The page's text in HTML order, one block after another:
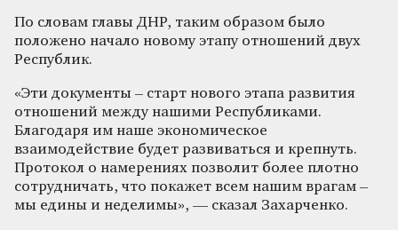
По словам главы ДНР, таким образом было
положено начало новому этапу отношений двух
Республик.
«Эти документы – старт нового этапа развития
отношений между нашими Республиками.
Благодаря им наше экономическое
взаимодействие будет развиваться и крепнуть.
Протокол о намерениях позволит более плотно
сотрудничать, что покажет всем нашим врагам –
мы едины и неделимы», — сказал Захарченко.